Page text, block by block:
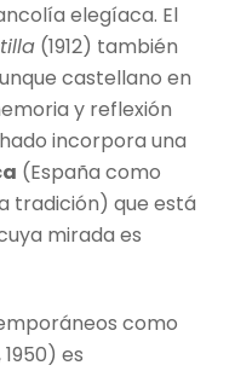
elegíaca. El
(1912) también
castellano en
y reflexión
incorpora una
(España como
tradición) que está
mirada es
como
1950) es